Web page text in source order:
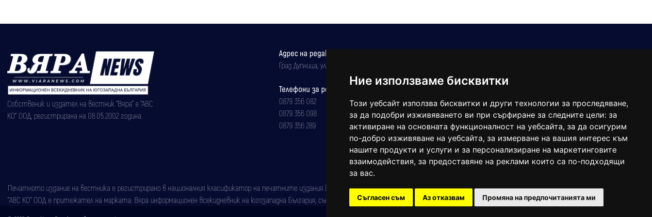
Ние използваме бисквитки
Този уебсайт използва бисквитки и други технологии за проследяване,
за да подобри изживяването ви при сърфиране за следните цели: за
активиране на основната функционалност на уебсайта, за да осигурим
по-добро изживяване на уебсайта, за измерване на вашия интерес към
нашите продукти и услуги и за персонализиране на маркетинговите
взаимодействия, за предоставяне на реклами които са по-подходящи
за вас.
Съгласен съм Аз отказвам Промяна на предпочитанията ми
Собственик и издател на вестник "Вяра" е "АВС
КО" ООД, регистрирана на 08.05.2002 година.
Адрес на редакцията
Град Дупница, ул.''Христо Ботев" 43
Телефони за реклама и абонаменти
0879 356 082
0879 356 098
0879 356 289
balgarkanews@gmail.com
Печатното издание на вестника е регистрирано в националния класификатор на печатните издания (Българска национална агенция за ISSN) под номер: ISSN 1312-4722.
"АВС КО" ООД е притежател на марката: Вяра информационен всекидневник на югозападна България, със свидетелство за марка рег. номер: 47857/11.05.2004 година.